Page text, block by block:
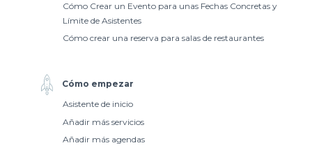
Cómo Crear un Evento para unas Fechas Concretas y
Límite de Asistentes
Cómo crear una reserva para salas de restaurantes
Cómo empezar
Asistente de inicio
Añadir más servicios
Añadir más agendas